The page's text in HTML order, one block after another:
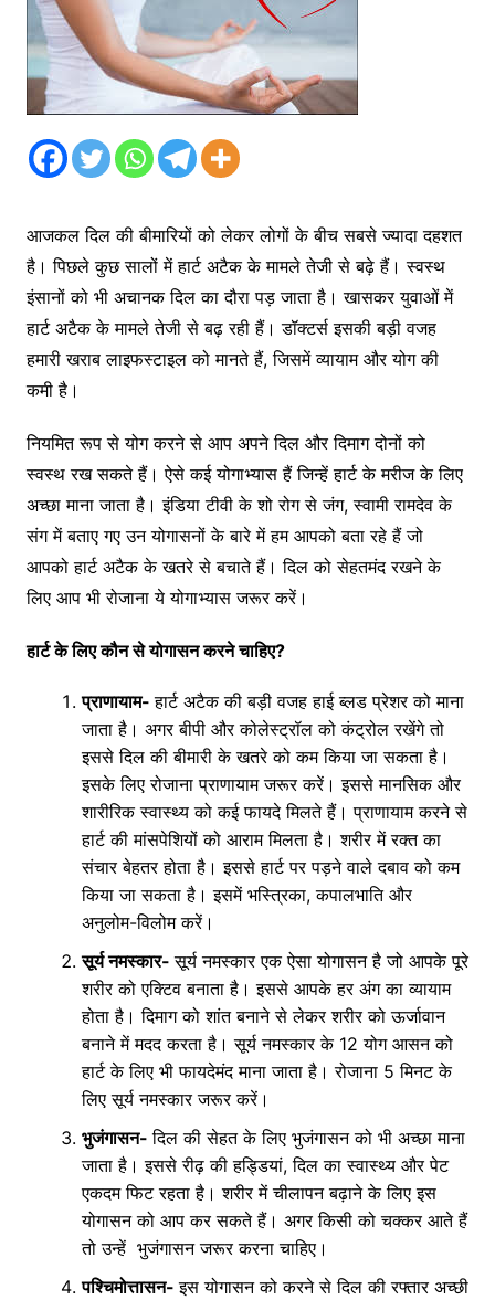
आजकल दिल की बीमारियों को लेकर लोगों के बीच सबसे ज्यादा दहशत
है। पिछले कुछ सालों में हार्ट अटैक के मामले तेजी से बढ़े हैं। स्वस्थ
इंसानों को भी अचानक दिल का दौरा पड़ जाता है। खासकर युवाओं में
हार्ट अटैक के मामले तेजी से बढ़ रही हैं। डॉक्टर्स इसकी बड़ी वजह
हमारी खराब लाइफस्टाइल को मानते हैं, जिसमें व्यायाम और योग की
कमी है।
नियमित रूप से योग करने से आप अपने दिल और दिमाग दोनों को
स्वस्थ रख सकते हैं। ऐसे कई योगाभ्यास हैं जिन्हें हार्ट के मरीज के लिए
अच्छा माना जाता है। इंडिया टीवी के शो रोग से जंग, स्वामी रामदेव के
संग में बताए गए उन योगासनों के बारे में हम आपको बता रहे हैं जो
आपको हार्ट अटैक के खतरे से बचाते हैं। दिल को सेहतमंद रखने के
लिए आप भी रोजाना ये योगाभ्यास जरूर करें।
हार्ट के लिए कौन से योगासन करने चाहिए?
प्राणायाम-हार्ट अटैक की बड़ी वजह हाई ब्लड प्रेशर को माना
जाता है। अगर बीपी और कोलेस्ट्रॉल को कंट्रोल रखेंगे तो
इससे दिल की बीमारी के खतरे को कम किया जा सकता है।
इसके लिए रोजाना प्राणायाम जरूर करें। इससे मानसिक और
शारीरिक स्वास्थ्य को कई फायदे मिलते हैं। प्राणायाम करने से
हार्ट की मांसपेशियों को आराम मिलता है। शरीर में रक्त का
संचार बेहतर होता है। इससे हार्ट पर पड़ने वाले दबाव को कम
किया जा सकता है। इसमें भस्त्रिका, कपालभाति और
अनुलोम-विलोम करें।
सूर्य नमस्कार-सूर्य नमस्कार एक ऐसा योगासन है जो आपके पूरे
शरीर को एक्टिव बनाता है। इससे आपके हर अंग का व्यायाम
होता है। दिमाग को शांत बनाने से लेकर शरीर को ऊर्जावान
बनाने में मदद करता है। सूर्य नमस्कार के 12 योग आसन को
हार्ट के लिए भी फायदेमंद माना जाता है। रोजाना 5 मिनट के
लिए सूर्य नमस्कार जरूर करें।
भुजंगासन-दिल की सेहत के लिए भुजंगासन को भी अच्छा माना
जाता है। इससे रीढ़ की हड्डियां, दिल का स्वास्थ्य और पेट
एकदम फिट रहता है। शरीर में चीलापन बढ़ाने के लिए इस
योगासन को आप कर सकते हैं। अगर किसी को चक्कर आते हैं
तो उन्हें भुजंगासन जरूर करना चाहिए।
पश्चिमोत्तासन-इस योगासन को करने से दिल की रफ्तार अच्छी